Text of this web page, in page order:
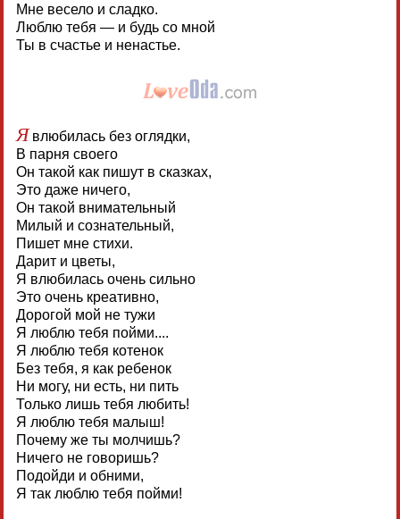
Мне весело и сладко.
Люблю тебя — и будь со мной
Ты в счастье и ненастье.
Явлюбилась без оглядки,
В парня своего
Он такой как пишут в сказках,
Это даже ничего,
Он такой внимательный
Милый и сознательный,
Пишет мне стихи.
Дарит и цветы,
Я влюбилась очень сильно
Это очень креативно,
Дорогой мой не тужи
Я люблю тебя пойми....
Я люблю тебя котенок
Без тебя, я как ребенок
Ни могу, ни есть, ни пить
Только лишь тебя любить!
Я люблю тебя малыш!
Почему же ты молчишь?
Ничего не говоришь?
Подойди и обними,
Я так люблю тебя пойми!